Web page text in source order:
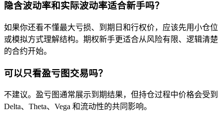
隐含波动率和实际波动率适合新手吗？
如果你还看不懂最大亏损、到期日和行权价，应该先用小仓位
或模拟方式理解结构。期权新手更适合从风险有限、逻辑清楚
的合约开始。
可以只看盈亏图交易吗？
不建议。盈亏图通常展示到期结果，但持仓过程中价格会受到
Delta、Theta、Vega 和流动性的共同影响。